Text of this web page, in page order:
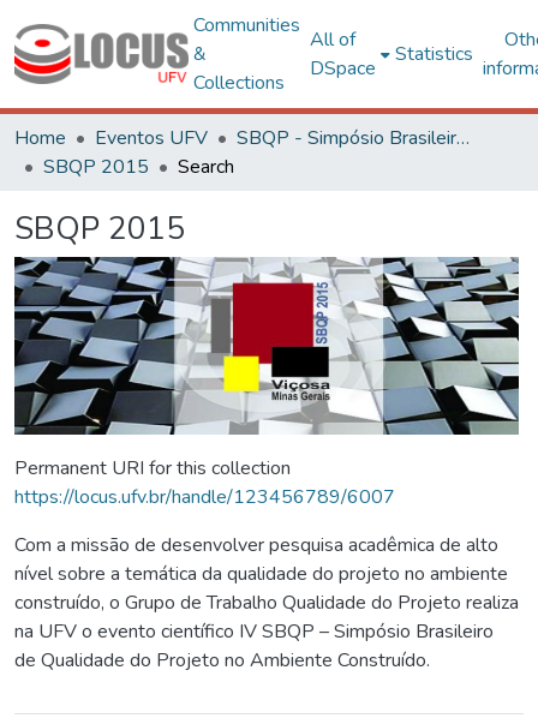
Communities
&
Collections
All of
DSpace
Statistics
Home Eventos UFV
SBQP - Simpósio Brasileiro de Qualidade do Projeto no Ambiente Construído
SBQP 2015
Search
SBQP 2015
Permanent URI for this collection
https://locus.ufv.br/handle/123456789/6007
Com a missão de desenvolver pesquisa acadêmica de alto
nível sobre a temática da qualidade do projeto no ambiente
construído, o Grupo de Trabalho Qualidade do Projeto realiza
na UFV o evento científico IV SBQP – Simpósio Brasileiro
de Qualidade do Projeto no Ambiente Construído.